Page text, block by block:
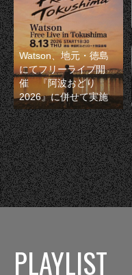
Watson、地元・徳島
にてフリーライブ開
催 『阿波おどり
2026』に併せて実施
PLAYLIST